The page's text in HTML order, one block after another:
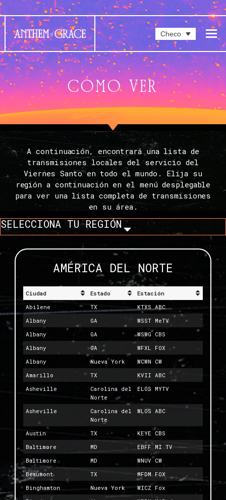
Checo
CÓMO VER
A continuación, encontrará una lista de
transmisiones locales del servicio del
Viernes Santo en todo el mundo. Elija su
región a continuación en el menú desplegable
para ver una lista completa de transmisiones
en su área.
SELECCIONA TU REGIÓN
AMÉRICA DEL NORTE
Ciudad Estado
Estación
Abilene
TX
KTXS ABC
Albany
GA
WSST MeTV
Albany
GA
WSWG CBS
Albany
GA
WFXL FOX
Albany
Nueva York
WCWN CW
Amarillo
TX
KVII ABC
Asheville
Carolina del
Norte
ELOS MYTV
Asheville
Carolina del
Norte
WLOS ABC
Austin TX
KEYE CBS
Baltimore
MD
EBFF MI TV
Baltimore
MD
WNUV CW
Beaumont
TX
MFDM FOX
Binghamton
Nueva York
WICZ Fox